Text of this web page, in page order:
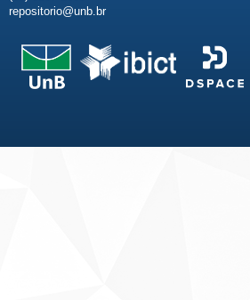
repositorio@unb.br